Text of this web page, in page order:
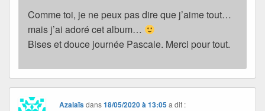
Comme toi, je ne peux pas dire que j’aime tout…
mais j’ai adoré cet album…
Bises et douce journée Pascale. Merci pour tout.
Azalaïsdans18/05/2020 à 13:05 a dit :